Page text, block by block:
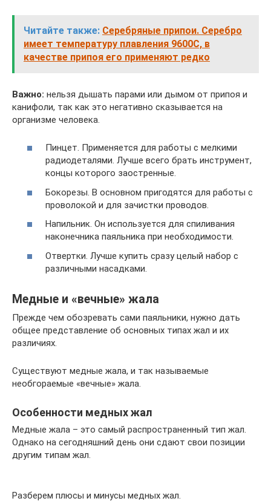
Читайте также: Серебряные припои. Серебро
имеет температуру плавления 9600С, в
качестве припоя его применяют редко
Важно: нельзя дышать парами или дымом от припоя и
канифоли, так как это негативно сказывается на
организме человека.
Пинцет. Применяется для работы с мелкими
радиодеталями. Лучше всего брать инструмент,
концы которого заостренные.
Бокорезы. В основном пригодятся для работы с
проволокой и для зачистки проводов.
Напильник. Он используется для спиливания
наконечника паяльника при необходимости.
Отвертки. Лучше купить сразу целый набор с
различными насадками.
Медные и «вечные» жала
Прежде чем обозревать сами паяльники, нужно дать
общее представление об основных типах жал и их
различиях.
Существуют медные жала, и так называемые
необгораемые «вечные» жала.
Особенности медных жал
Медные жала – это самый распространенный тип жал.
Однако на сегодняшний день они сдают свои позиции
другим типам жал.
Разберем плюсы и минусы медных жал.